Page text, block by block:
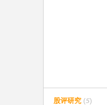
股评研究 (5)